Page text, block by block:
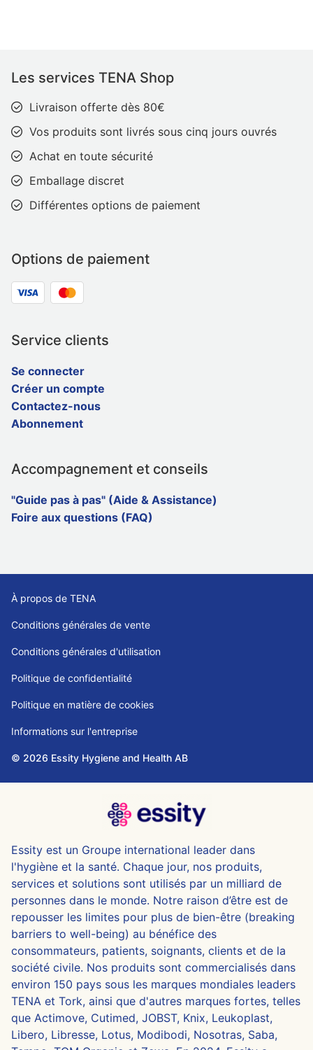
Les services TENA Shop
Livraison offerte dès 80€
Vos produits sont livrés sous cinq jours ouvrés
Achat en toute sécurité
Emballage discret
Différentes options de paiement
Options de paiement
Service clients
Se connecter
Créer un compte
Contactez-nous
Abonnement
Accompagnement et conseils
"Guide pas à pas" (Aide & Assistance)
Foire aux questions (FAQ)
À propos de TENA
Conditions générales de vente
Conditions générales d'utilisation
Politique de confidentialité
Politique en matière de cookies
Informations sur l'entreprise
© 2026 Essity Hygiene and Health AB
Essity est un Groupe international leader dans
l'hygiène et la santé. Chaque jour, nos produits,
services et solutions sont utilisés par un milliard de
personnes dans le monde. Notre raison d’être est de
repousser les limites pour plus de bien-être (breaking
barriers to well-being) au bénéfice des
consommateurs, patients, soignants, clients et de la
société civile. Nos produits sont commercialisés dans
environ 150 pays sous les marques mondiales leaders
TENA et Tork, ainsi que d'autres marques fortes, telles
que Actimove, Cutimed, JOBST, Knix, Leukoplast,
Libero, Libresse, Lotus, Modibodi, Nosotras, Saba,